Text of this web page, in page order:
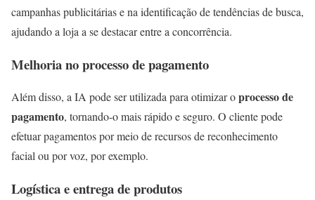
campanhas publicitárias e na identificação de tendências de busca,
ajudando a loja a se destacar entre a concorrência.
Melhoria no processo de pagamento
Além disso, a IA pode ser utilizada para otimizar oprocesso de
pagamento, tornando-o mais rápido e seguro. O cliente pode
efetuar pagamentos por meio de recursos de reconhecimento
facial ou por voz, por exemplo.
Logística e entrega de produtos